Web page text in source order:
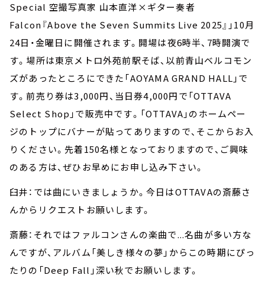
Special 空撮写真家 山本直洋×ギター奏者
Falcon『Above the Seven Summits Live 2025』」10月
24日・金曜日に開催されます。開場は夜6時半、7時開演で
す。場所は東京メトロ外苑前駅そば、以前青山ベルコモン
ズがあったところにできた「AOYAMA GRAND HALL」で
す。前売り券は3,000円、当日券4,000円で「OTTAVA
Select Shop」で販売中です。「OTTAVA」のホームペー
ジのトップにバナーが貼ってありますので、そこからお入
りください。先着150名様となっておりますので、ご興味
のある方は、ぜひお早めにお申し込み下さい。
臼井：では曲にいきましょうか。今日はOTTAVAの斎藤さ
んからリクエストお願いします。
斎藤：それではファルコンさんの楽曲で...名曲が多い方な
んですが、アルバム「美しき様々の夢」からこの時期にぴっ
たりの「Deep Fall」深い秋でお願いします。